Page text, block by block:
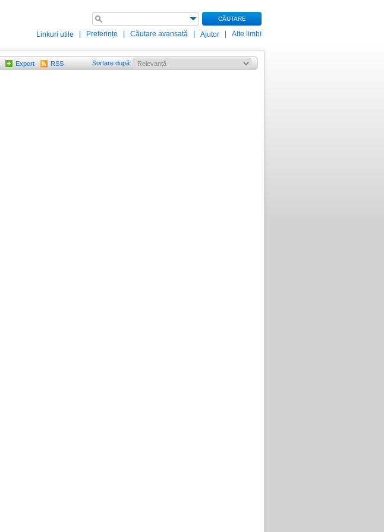
CĂUTARE
Linkuri utile Preferințe Căutare avansată Ajutor Alte limbi
Export RSS Sortare după: